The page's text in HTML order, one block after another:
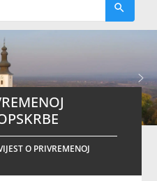
O PRIVREMENOJ